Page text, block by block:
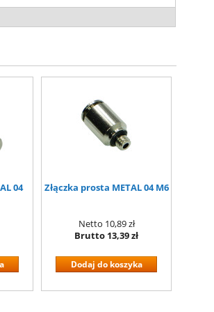
04
Złączka prosta METAL 04 M6
Netto 10,89 zł
Brutto 13,39 zł
Dodaj do koszyka